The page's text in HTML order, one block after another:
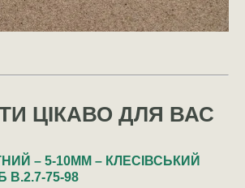
ЦІКАВО ДЛЯ ВАС
– 5-10ММ – КЛЕСІВСЬКИЙ
В.2.7-75-98